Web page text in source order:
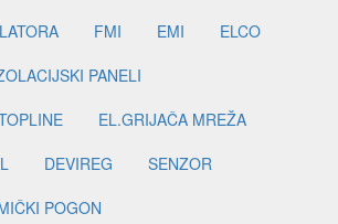
FMI EMI
ELCO
PANELI
EL.GRIJAČA MREŽA
DEVIREG
SENZOR
POGON